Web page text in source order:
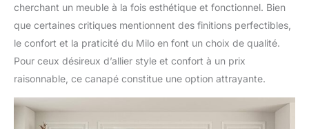
cherchant un meuble à la fois esthétique et fonctionnel. Bien
que certaines critiques mentionnent des finitions perfectibles,
le confort et la praticité du Milo en font un choix de qualité.
Pour ceux désireux d’allier style et confort à un prix
raisonnable, ce canapé constitue une option attrayante.